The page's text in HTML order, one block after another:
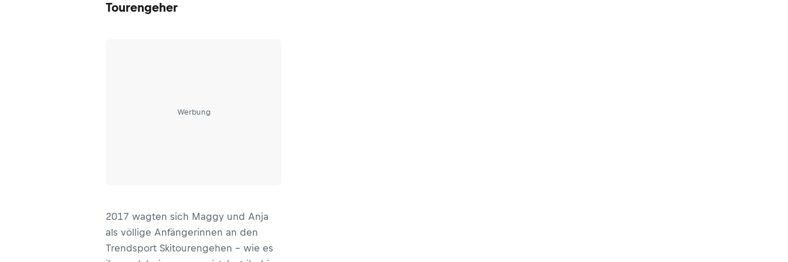
Mountainbiken und Klettern
Tourengeher
Werbung
2017 wagten sich Maggy und Anja
als völlige Anfängerinnen an den
Trendsport Skitourengehen – wie es